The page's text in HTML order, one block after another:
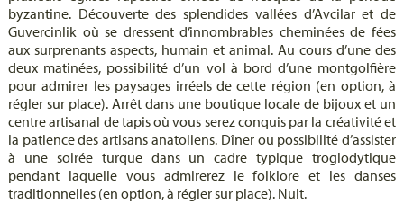
byzantine. Découverte des splendides vallées d’Avcilar et de
Guvercinlik où se dressent d’innombrables cheminées de fées
aux surprenants aspects, humain et animal. Au cours d’une des
deux matinées, possibilité d’un vol à bord d’une montgolfière
pour admirer les paysages irréels de cette région (en option, à
régler sur place). Arrêt dans une boutique locale de bijoux et un
centre artisanal de tapis où vous serez conquis par la créativité et
la patience des artisans anatoliens. Dîner ou possibilité d’assister
à une soirée turque dans un cadre typique troglodytique
pendant laquelle vous admirerez le folklore et les danses
traditionnelles (en option, à régler sur place). Nuit.